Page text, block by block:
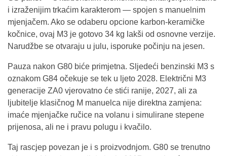
i izraženijim trkaćim karakterom — spojen s manuelnim
mjenjačem. Ako se odaberu opcione karbon-keramičke
kočnice, ovaj M3 je gotovo 34 kg lakši od osnovne verzije.
Narudžbe se otvaraju u julu, isporuke počinju na jesen.
Pauza nakon G80 biće primjetna. Sljedeći benzinski M3 s
oznakom G84 očekuje se tek u ljeto 2028. Električni M3
generacije ZA0 vjerovatno će stići ranije, 2027, ali za
ljubitelje klasičnog M manuelca nije direktna zamjena:
imaće mjenjačke ručice na volanu i simulirane stepene
prijenosa, ali ne i pravu polugu i kvačilo.
Taj rascjep povezan je i s proizvodnjom. G80 se trenutno